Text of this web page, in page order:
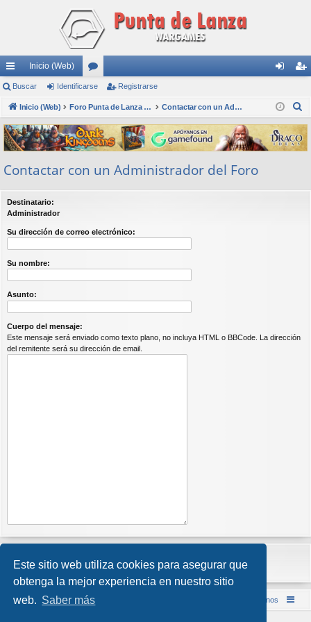
Este sitio web utiliza cookies para asegurar que
obtenga la mejor experiencia en nuestro sitio
web. Saber más
nl
ac
es
rá
pi
do
s
Inicio (Web)
or
os nti
fic
ar
ist
ra
rs
Buscar Identificarse Registrarse
Inicio (Web) Foro Punta de Lanza Wargames Contactar con un Administrador del Foro
s
c
Contactar con un Administrador del Foro
Destinatario:
Administrador
Su dirección de correo electrónico:
Su nombre:
Asunto:
Cuerpo del mensaje:
Este mensaje será enviado como texto plano, no incluya HTML o BBCode. La dirección
del remitente será su dirección de email.
Inicio (Web) Foro Punta de Lanza Wargames Contáctenos